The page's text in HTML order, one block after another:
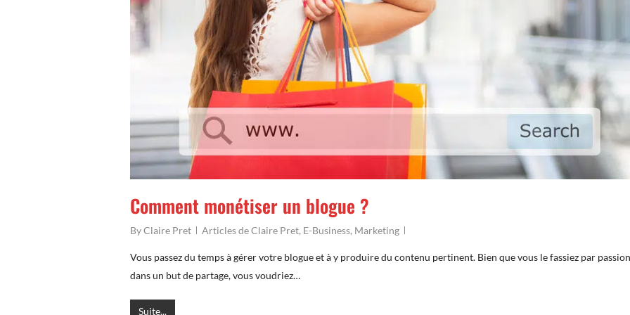
Comment monétiser un blogue ?
ByClaire Pret Articles de Claire Pret, E-Business, Marketing
Vous passez du temps à gérer votre blogue et à y produire du contenu pertinent. Bien que vous le fassiez par
dans un but de partage, vous voudriez…
Suite...